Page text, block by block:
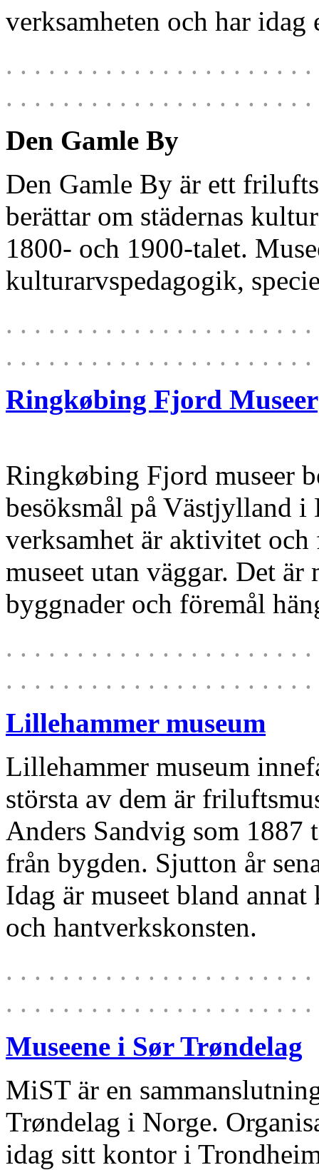
verksamheten och har
. . . . . . . . . . . . . . . . . . . . .
. . . . . . . . . . . . . . . . . . . . . .
Den
Den Gamle By är ett
berättar om städernas
1800- och 1900-talet.
kulturarvspedagogik,
. . . . . . . . . . . . . . . . . . . . .
. . . . . . . . . . . . . . . . . . . . . .
Ringkøbing Fjord Museer
Ringkøbing Fjord museer
besöksmål på Västjylland
verksamhet är aktivitet
museet utan väggar. Det
byggnader och föremål
. . . . . . . . . . . . . . . . . . . . .
. . . . . . . . . . . . . . . . . . . . . .
Lillehammer museum
Lillehammer museum
största av dem är
Anders Sandvig som
från bygden. Sjutton år
Idag är museet bland
och hantverkskonsten.
. . . . . . . . . . . . . . . . . . . . .
. . . . . . . . . . . . . . . . . . . . . .
Museene i Sør Trøndelag
MiST är en
Trøndelag i Norge.
idag sitt kontor i